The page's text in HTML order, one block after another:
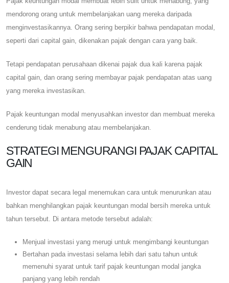
mendorong orang untuk membelanjakan uang mereka daripada
menginvestasikannya. Orang sering berpikir bahwa pendapatan modal,
seperti dari capital gain, dikenakan pajak dengan cara yang baik.
Tetapi pendapatan perusahaan dikenai pajak dua kali karena pajak
capital gain, dan orang sering membayar pajak pendapatan atas uang
yang mereka investasikan.
Pajak keuntungan modal menyusahkan investor dan membuat mereka
cenderung tidak menabung atau membelanjakan.
STRATEGI MENGURANGI PAJAK CAPITAL
GAIN
Investor dapat secara legal menemukan cara untuk menurunkan atau
bahkan menghilangkan pajak keuntungan modal bersih mereka untuk
tahun tersebut. Di antara metode tersebut adalah:
Menjual investasi yang merugi untuk mengimbangi keuntungan
Bertahan pada investasi selama lebih dari satu tahun untuk
memenuhi syarat untuk tarif pajak keuntungan modal jangka
panjang yang lebih rendah